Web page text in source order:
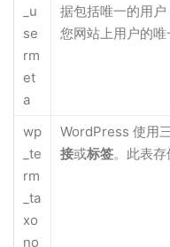
_u
se
rm
et
a
据包括唯一的用
您网站上用户的唯
wp
_te
rm
_ta
xo
no
WordPress 使用
接或标签。此表存